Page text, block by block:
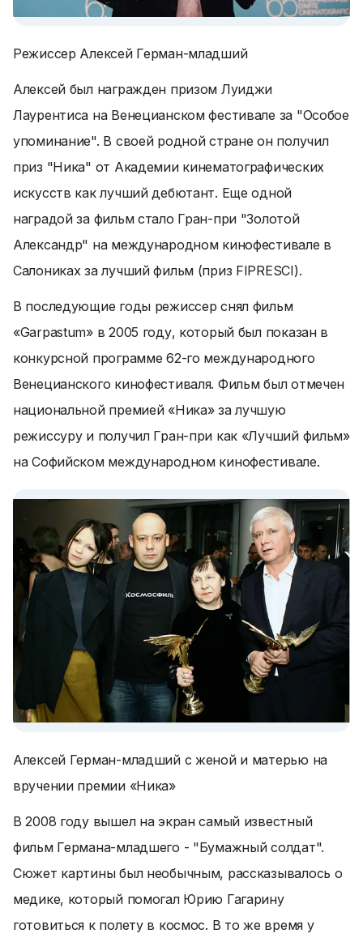
Режиссер Алексей Герман-младший
Алексей был награжден призом Луиджи
Лаурентиса на Венецианском фестивале за "Особое
упоминание". В своей родной стране он получил
приз "Ника" от Академии кинематографических
искусств как лучший дебютант. Еще одной
наградой за фильм стало Гран-при "Золотой
Александр" на международном кинофестивале в
Салониках за лучший фильм (приз FIPRESCI).
В последующие годы режиссер снял фильм
«Garpastum» в 2005 году, который был показан в
конкурсной программе 62-го международного
Венецианского кинофестиваля. Фильм был отмечен
национальной премией «Ника» за лучшую
режиссуру и получил Гран-при как «Лучший фильм»
на Софийском международном кинофестивале.
Алексей Герман-младший с женой и матерью на
вручении премии «Ника»
В 2008 году вышел на экран самый известный
фильм Германа-младшего - "Бумажный солдат".
Сюжет картины был необычным, рассказывалось о
медике, который помогал Юрию Гагарину
готовиться к полету в космос. В то же время у